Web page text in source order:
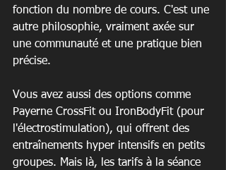
fonction du nombre de cours. C'est une
autre philosophie, vraiment axée sur
une communauté et une pratique bien
précise.
Vous avez aussi des options comme
Payerne CrossFit ou IronBodyFit (pour
l'électrostimulation), qui offrent des
entraînements hyper intensifs en petits
groupes. Mais là, les tarifs à la séance